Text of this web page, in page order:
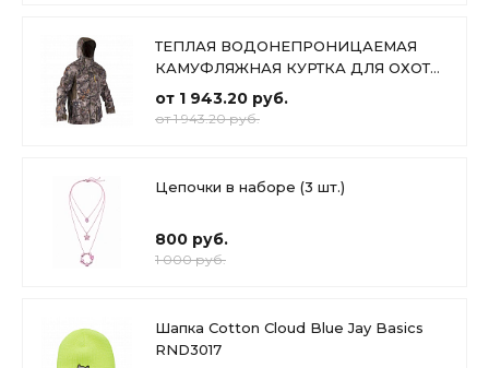
ТЕПЛАЯ ВОДОНЕПРОНИЦАЕМАЯ
КАМУФЛЯЖНАЯ КУРТКА ДЛЯ ОХОТЫ
500 Cotton Cloud Blue Jay Basics
от 1 943.20 руб.
от 1 943.20 руб.
Цепочки в наборе (3 шт.)
800 руб.
1 000 руб.
Шапка Cotton Cloud Blue Jay Basics
RND3017